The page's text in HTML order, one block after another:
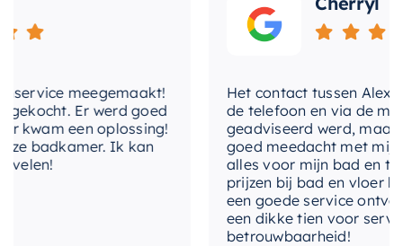
Met de
creëer je een
meegemaakt!
Er werd goed
een oplossing!
badkamer. Ik kan
Het contact tussen Alex en
de telefoon en via de mail,
geadviseerd werd, maar
goed meedacht met mij.
alles voor mijn bad en
prijzen bij bad en vloer
een goede service
een dikke tien voor
betrouwbaarheid!